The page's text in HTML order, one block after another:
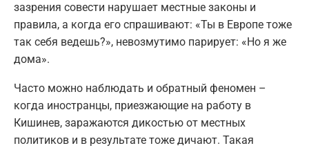
зазрения совести нарушает местные законы и
правила, а когда его спрашивают: «Ты в Европе тоже
так себя ведешь?», невозмутимо парирует: «Но я же
дома».
Часто можно наблюдать и обратный феномен –
когда иностранцы, приезжающие на работу в
Кишинев, заражаются дикостью от местных
политиков и в результате тоже дичают. Такая